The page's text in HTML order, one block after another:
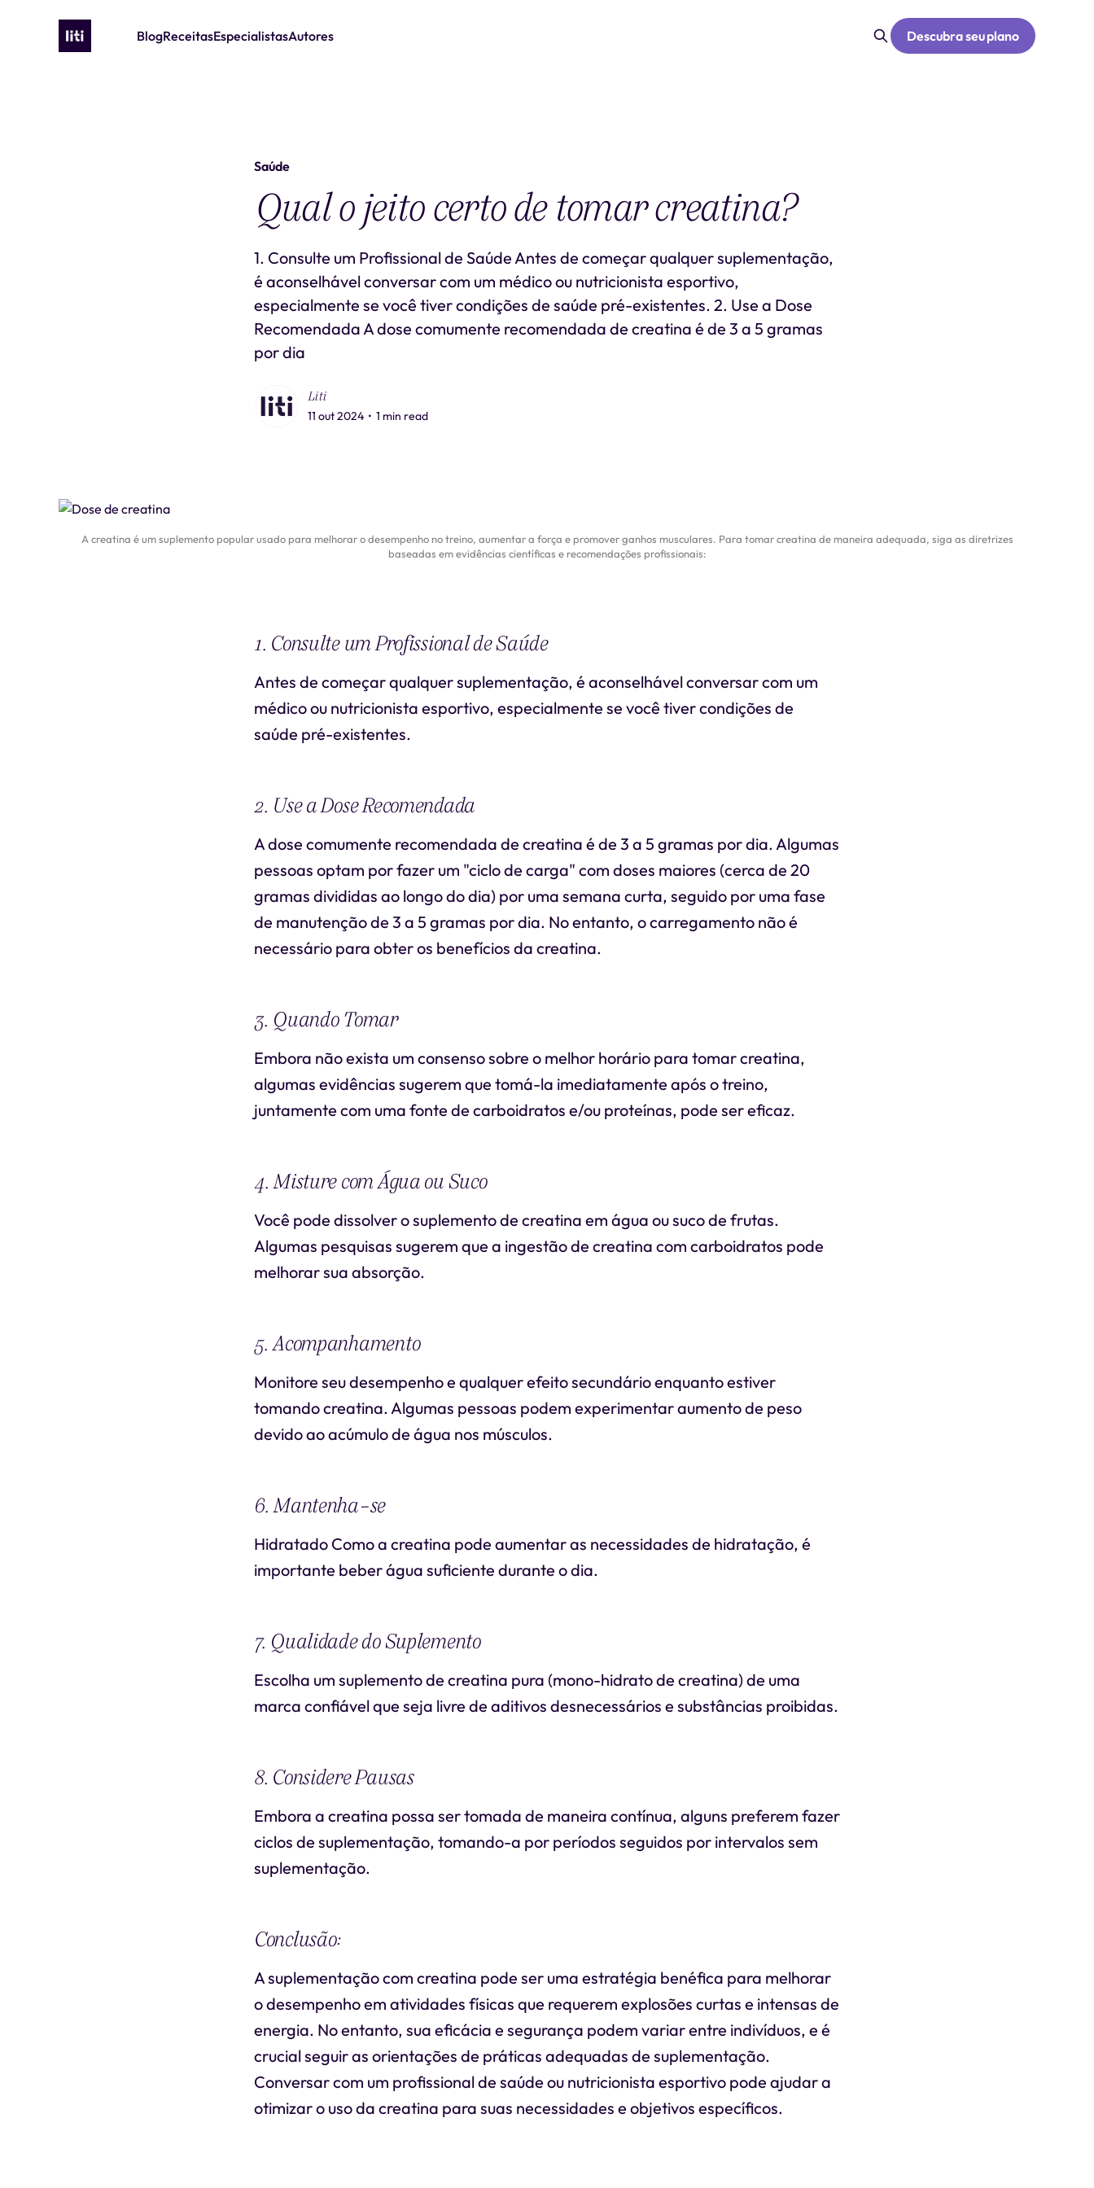
BlogReceitasEspecialistasAutores Descubra seu plano
Saúde
Qual o jeito certo de tomar creatina?
1. Consulte um Profissional de Saúde Antes de começar qualquer suplementação,
é aconselhável conversar com um médico ou nutricionista esportivo,
especialmente se você tiver condições de saúde pré-existentes. 2. Use a Dose
Recomendada A dose comumente recomendada de creatina é de 3 a 5 gramas
por dia
Liti
11 out 2024 • 1 min read
A creatina é um suplemento popular usado para melhorar o desempenho no treino, aumentar a força e promover ganhos musculares. Para tomar creatina de maneira adequada, siga as diretrizes
baseadas em evidências científicas e recomendações profissionais:
1. Consulte um Profissional de Saúde
Antes de começar qualquer suplementação, é aconselhável conversar com um
médico ou nutricionista esportivo, especialmente se você tiver condições de
saúde pré-existentes.
2. Use a Dose Recomendada
A dose comumente recomendada de creatina é de 3 a 5 gramas por dia. Algumas
pessoas optam por fazer um "ciclo de carga" com doses maiores (cerca de 20
gramas divididas ao longo do dia) por uma semana curta, seguido por uma fase
de manutenção de 3 a 5 gramas por dia. No entanto, o carregamento não é
necessário para obter os benefícios da creatina.
3. Quando Tomar
Embora não exista um consenso sobre o melhor horário para tomar creatina,
algumas evidências sugerem que tomá-la imediatamente após o treino,
juntamente com uma fonte de carboidratos e/ou proteínas, pode ser eficaz.
4. Misture com Água ou Suco
Você pode dissolver o suplemento de creatina em água ou suco de frutas.
Algumas pesquisas sugerem que a ingestão de creatina com carboidratos pode
melhorar sua absorção.
5. Acompanhamento
Monitore seu desempenho e qualquer efeito secundário enquanto estiver
tomando creatina. Algumas pessoas podem experimentar aumento de peso
devido ao acúmulo de água nos músculos.
6. Mantenha-se
Hidratado Como a creatina pode aumentar as necessidades de hidratação, é
importante beber água suficiente durante o dia.
7. Qualidade do Suplemento
Escolha um suplemento de creatina pura (mono-hidrato de creatina) de uma
marca confiável que seja livre de aditivos desnecessários e substâncias proibidas.
8. Considere Pausas
Embora a creatina possa ser tomada de maneira contínua, alguns preferem fazer
ciclos de suplementação, tomando-a por períodos seguidos por intervalos sem
suplementação.
Conclusão:
A suplementação com creatina pode ser uma estratégia benéfica para melhorar
o desempenho em atividades físicas que requerem explosões curtas e intensas de
energia. No entanto, sua eficácia e segurança podem variar entre indivíduos, e é
crucial seguir as orientações de práticas adequadas de suplementação.
Conversar com um profissional de saúde ou nutricionista esportivo pode ajudar a
otimizar o uso da creatina para suas necessidades e objetivos específicos.